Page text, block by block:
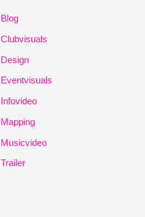
Blog
Clubvisuals
Design
Eventvisuals
Infovideo
Mapping
Musicvideo
Trailer